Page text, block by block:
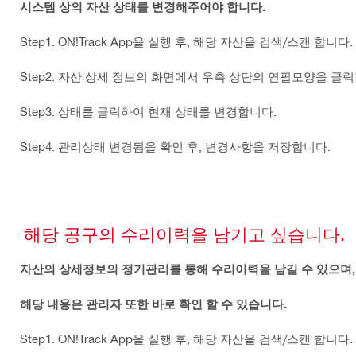
시스템 상의 자산 상태를 변경해주어야 합니다.
Step1. ON!Track App을 실행 후, 해당 자산을 검색/스캔 합니다.
Step2. 자산 상세 정보의 화면에서 우측 상단의 연필모양을 클릭
Step3. 상태를 클릭하여 현재 상태를 변경합니다.
Step4. 관리상태 변경됨을 확인 후, 변경사항을 저장합니다.
해당 공구의 수리이력을 남기고 싶습니다.
자산의 상세정보의 정기관리를 통해 수리이력을 남길 수 있으며,
해당 내용은 관리자 또한 바로 확인 할 수 있습니다.
Step1. ON!Track App을 실행 후, 해당 자산을 검색/스캔 합니다.